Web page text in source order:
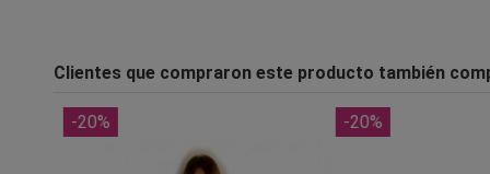
Clientes que compraron este producto también
-20% -20%